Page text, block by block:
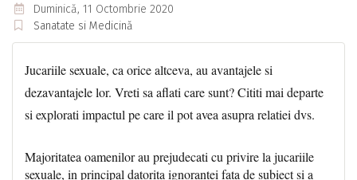
Duminică, 11 Octombrie 2020
Sanatate si Medicină
Jucariile sexuale, ca orice altceva, au avantajele si
dezavantajele lor. Vreti sa aflati care sunt? Cititi mai departe
si explorati impactul pe care il pot avea asupra relatiei dvs.
Majoritatea oamenilor au prejudecati cu privire la jucariile
sexuale, in principal datorita ignorantei fata de subiect si a